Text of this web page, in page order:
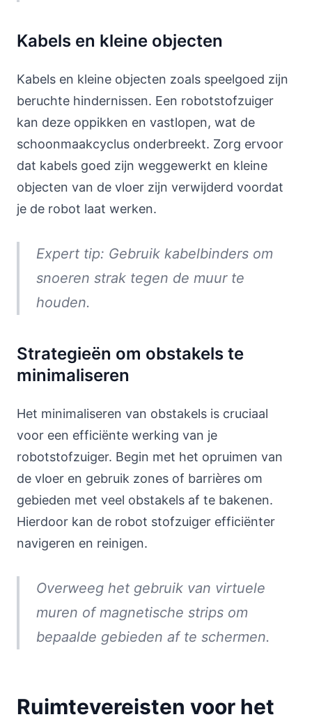
Kabels en kleine objecten
Kabels en kleine objecten zoals speelgoed zijn
beruchte hindernissen. Een robotstofzuiger
kan deze oppikken en vastlopen, wat de
schoonmaakcyclus onderbreekt. Zorg ervoor
dat kabels goed zijn weggewerkt en kleine
objecten van de vloer zijn verwijderd voordat
je de robot laat werken.
Expert tip: Gebruik kabelbinders om
snoeren strak tegen de muur te
houden.
Strategieën om obstakels te
minimaliseren
Het minimaliseren van obstakels is cruciaal
voor een efficiënte werking van je
robotstofzuiger. Begin met het opruimen van
de vloer en gebruik zones of barrières om
gebieden met veel obstakels af te bakenen.
Hierdoor kan de robot stofzuiger efficiënter
navigeren en reinigen.
Overweeg het gebruik van virtuele
muren of magnetische strips om
bepaalde gebieden af te schermen.
Ruimtevereisten voor het